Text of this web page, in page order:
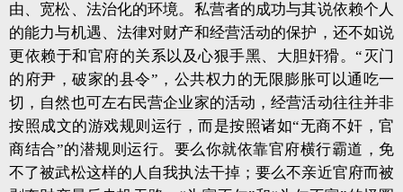
由、宽松、法治化的环境。私营者的成功与其说依赖个人
的能力与机遇、法律对财产和经营活动的保护，还不如说
更依赖于和官府的关系以及心狠手黑、大胆奸猾。“灭门
的府尹，破家的县令”，公共权力的无限膨胀可以通吃一
切，自然也可左右民营企业家的活动，经营活动往往并非
按照成文的游戏规则运行，而是按照诸如“无商不奸，官
商结合”的潜规则运行。要么你就依靠官府横行霸道，免
不了被武松这样的人自我执法干掉；要么不亲近官府而被